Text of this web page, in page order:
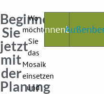
Beginnen
Sie
jetzt
mit
der
Planung
Wo
möchten
Sie
das
Mosaik
einsetzen
und
Innenbereich